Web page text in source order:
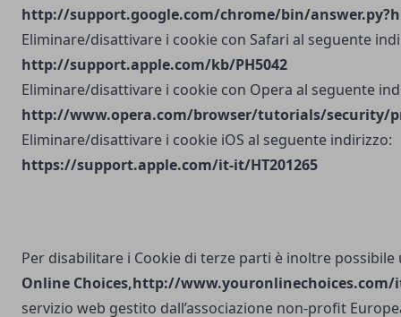
http://support.google.com/chrome/bin/
Eliminare/disattivare i cookie con Safari al seguente
http://support.apple.com/kb/PH5042
Eliminare/disattivare i cookie con Opera al seguente
http://www.opera.com/browser/tutorials/security/
Eliminare/disattivare i cookie iOS al seguente indirizzo:
https://support.apple.com/it-it/HT201265
Per disabilitare i Cookie di terze parti è inoltre
Online Choices,http://www.youronlinechoices.com/
servizio web gestito dall’associazione non-profit